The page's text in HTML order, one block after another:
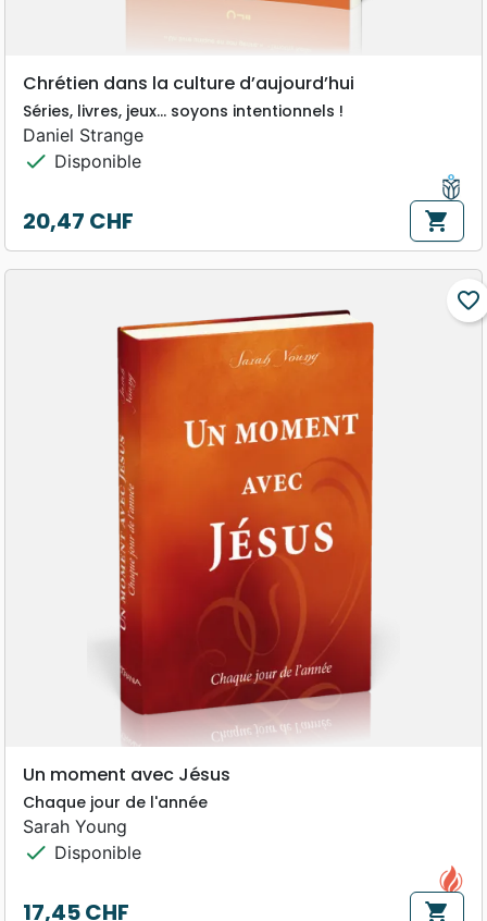
Chrétien dans la culture d’aujourd’hui
Séries, livres, jeux… soyons intentionnels !
Daniel Strange
check Disponible
Prix
20,47 CHF shopping_cart
favorite_border
Un moment avec Jésus
Chaque jour de l'année
Sarah Young
check Disponible
17,45 CHF shopping_cart